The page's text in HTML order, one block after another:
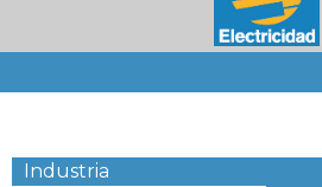
Industria